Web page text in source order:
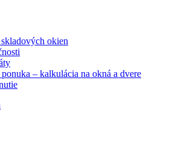
okien
– kalkulácia na okná a dvere